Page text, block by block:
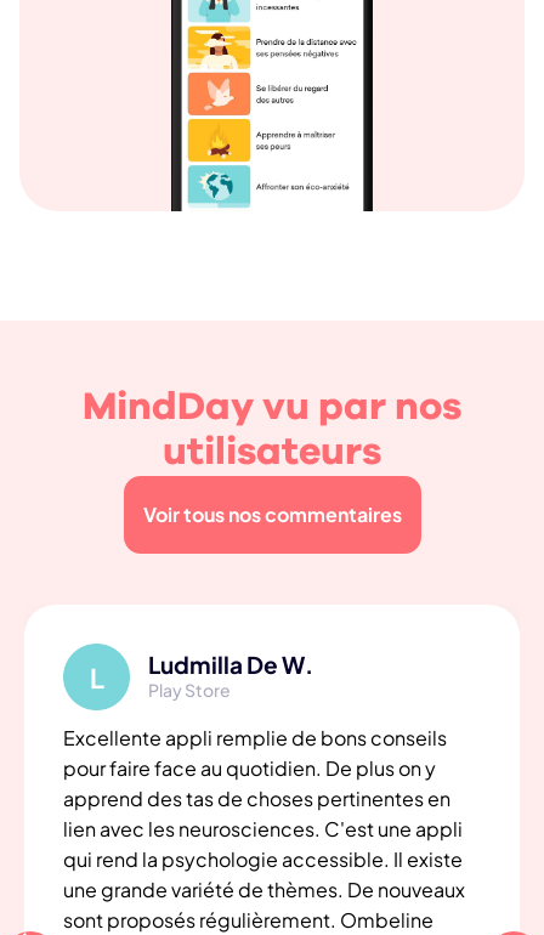
MindDay vu par nos
utilisateurs
Voir tous nos commentaires
Ludmilla De W.
Play Store
Excellente appli remplie de bons conseils
pour faire face au quotidien. De plus on y
apprend des tas de choses pertinentes en
lien avec les neurosciences. C'est une appli
qui rend la psychologie accessible. Il existe
une grande variété de thèmes. De nouveaux
sont proposés régulièrement. Ombeline